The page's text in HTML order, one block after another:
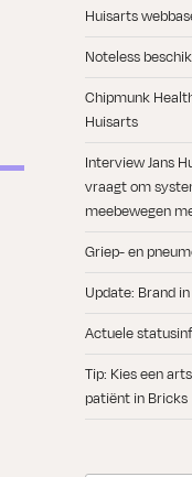
Huisarts
Noteless
Chipmunk
Huisarts
Interview Jans
vraagt om
meebewegen
Griep- en
Update: Brand
Actuele
Tip: Kies een
patiënt in Bricks